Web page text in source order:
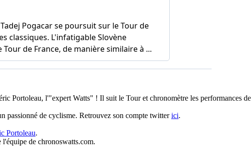
Portoleau, l'"expert Watts" ! Il suit le Tour et chronomètre les performances
passionné de cyclisme. Retrouvez son compte twitterici.
Portoleau.
l'équipe de chronoswatts.com.